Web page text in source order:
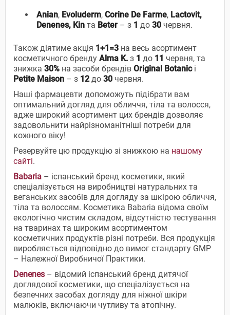
Anian, Evoluderm, Corine De Farme, Lactovit,
Denenes, Kin та Beter – з 1 до 30 червня.
Також діятиме акція 1+1=3 на весь асортимент
косметичного бренду Alma K. з 1 до 11 червня, та
знижка 30% на засоби брендів Original Botanic і
Petite Maison – з 12до 30 червня.
Наші фармацевти допоможуть підібрати вам
оптимальний догляд для обличчя, тіла та волосся,
адже широкий асортимент цих брендів дозволяє
задовольнити найрізноманітніші потреби для
кожного віку!
Резервуйте цю продукцію зі знижкою на нашому
сайті.
Babaria – іспанський бренд косметики, який
спеціалізується на виробництві натуральних та
веганських засобів для догляду за шкірою обличчя,
тіла та волоссям. Косметика Babaria відома своїм
екологічно чистим складом, відсутністю тестування
на тваринах та широким асортиментом
косметичних продуктів різні потреби. Вся продукція
виробляється відповідно до вимог стандарту GMP
– Належної Виробничої Практики.
Denenes – відомий іспанський бренд дитячої
доглядової косметики, що спеціалізується на
безпечних засобах догляду для ніжної шкіри
малюків, включаючи чутливу та атопічну.